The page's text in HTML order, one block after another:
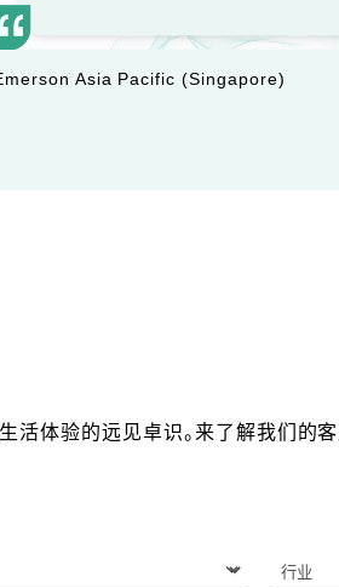
Asia Pacific (Singapore)
体验的远见卓识。来了解我们的